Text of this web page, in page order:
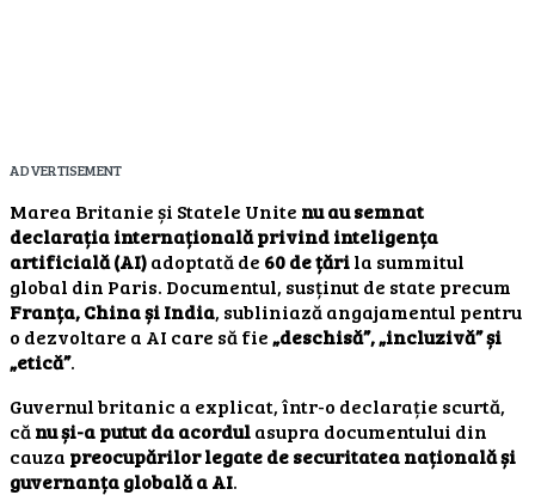
ADVERTISEMENT
Marea Britanie și Statele Unite nu au semnat
declarația internațională privind inteligența
artificială (AI)adoptată de 60 de țărila summitul
global din Paris. Documentul, susținut de state precum
Franța, China și India, subliniază angajamentul pentru
o dezvoltare a AI care să fie„deschisă”, „incluzivă” și
„etică”.
Guvernul britanic a explicat, într-o declarație scurtă,
cănu și-a putut da acordulasupra documentului din
cauza preocupărilor legate de securitatea națională și
guvernanța globală a AI.